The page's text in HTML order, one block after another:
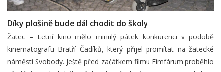
Díky plošině bude dál chodit do školy
Žatec – Letní kino mělo minulý pátek konkurenci v podobě
kinematografu Bratří Čadíků, který přijel promítat na žatecké
náměstí Svobody. Ještě před začátkem filmu Fimfárum proběhlo